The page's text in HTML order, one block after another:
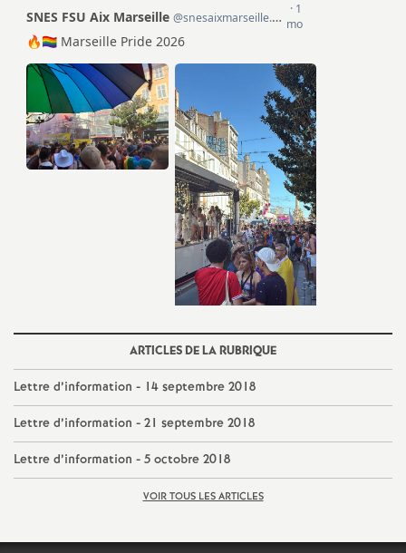
e
m
e
n
t
s
d
e
S
e
c
ARTICLES DE LA RUBRIQUE
Lettre d’information - 14 septembre 2018
Lettre d’information - 21 septembre 2018
Lettre d’information - 5 octobre 2018
VOIR TOUS LES ARTICLES